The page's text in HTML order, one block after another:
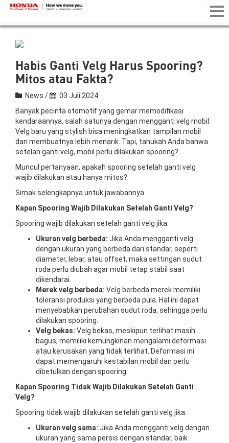
Habis Ganti Velg Harus Spooring?
Mitos atau Fakta?
News /
03 Juli 2024
Banyak pecinta otomotif yang gemar memodifikasi
kendaraannya, salah satunya dengan mengganti velg mobil.
Velg baru yang stylish bisa meningkatkan tampilan mobil
dan membuatnya lebih menarik. Tapi, tahukah Anda bahwa
setelah ganti velg, mobil perlu dilakukan spooring?
Muncul pertanyaan, apakah spooring setelah ganti velg
wajib dilakukan atau hanya mitos?
Simak selengkapnya untuk jawabannya
Kapan Spooring Wajib Dilakukan Setelah Ganti Velg?
Spooring wajib dilakukan setelah ganti velg jika:
Ukuran velg berbeda: Jika Anda mengganti velg
dengan ukuran yang berbeda dari standar, seperti
diameter, lebar, atau offset, maka settingan sudut
roda perlu diubah agar mobil tetap stabil saat
dikendarai.
Merek velg berbeda: Velg berbeda merek memiliki
toleransi produksi yang berbeda pula. Hal ini dapat
menyebabkan perubahan sudut roda, sehingga perlu
dilakukan spooring.
Velg bekas: Velg bekas, meskipun terlihat masih
bagus, memiliki kemungkinan mengalami deformasi
atau kerusakan yang tidak terlihat. Deformasi ini
dapat memengaruhi kestabilan mobil dan perlu
dibetulkan dengan spooring.
Kapan Spooring Tidak Wajib Dilakukan Setelah Ganti
Velg?
Spooring tidak wajib dilakukan setelah ganti velg jika:
Ukuran velg sama: Jika Anda mengganti velg dengan
ukuran yang sama persis dengan standar, baik